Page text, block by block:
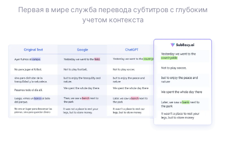
Первая в мире служба перевода субтитров с глубоким
учетом контекста